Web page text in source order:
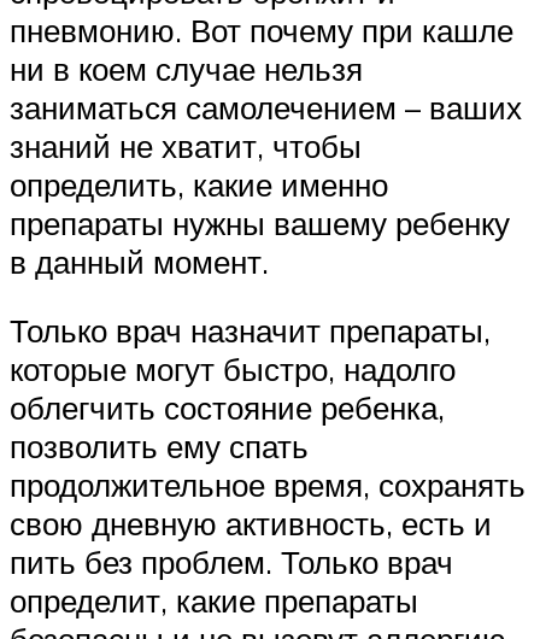
пневмонию. Вот почему при кашле
ни в коем случае нельзя
заниматься самолечением – ваших
знаний не хватит, чтобы
определить, какие именно
препараты нужны вашему ребенку
в данный момент.
Только врач назначит препараты,
которые могут быстро, надолго
облегчить состояние ребенка,
позволить ему спать
продолжительное время, сохранять
свою дневную активность, есть и
пить без проблем. Только врач
определит, какие препараты